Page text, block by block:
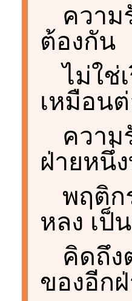
ความ
ต้องกัน
ไม่ใช่
เหมือน
ความ
ฝ่ายหนึ่
พฤติก
หลง เป็
คิดถึง
ของอีก